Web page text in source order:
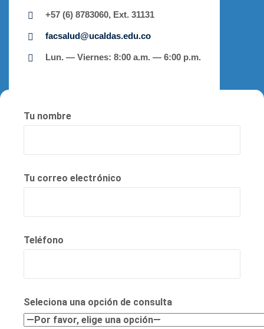
+57 (6) 8783060, Ext. 31131
facsalud@ucaldas.edu.co
Lun. — Viernes: 8:00 a.m. — 6:00 p.m.
Tu nombre
Tu correo electrónico
Teléfono
Seleciona una opción de consulta